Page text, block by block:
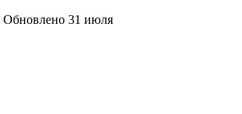
Обновлено 31 июля